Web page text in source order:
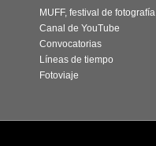
MUFF, festival de fotografía
Canal de YouTube
Convocatorias
Líneas de tiempo
Fotoviaje